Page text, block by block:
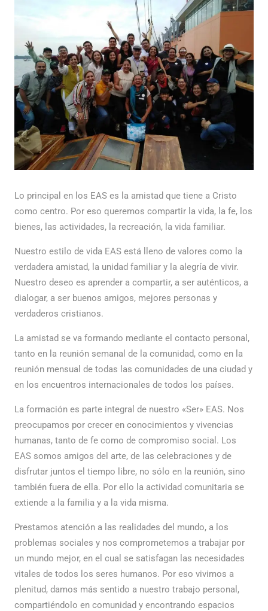
Lo principal en los EAS es la amistad que tiene a Cristo
como centro. Por eso queremos compartir la vida, la fe, los
bienes, las actividades, la recreación, la vida familiar.
Nuestro estilo de vida EAS está lleno de valores como la
verdadera amistad, la unidad familiar y la alegría de vivir.
Nuestro deseo es aprender a compartir, a ser auténticos, a
dialogar, a ser buenos amigos, mejores personas y
verdaderos cristianos.
La amistad se va formando mediante el contacto personal,
tanto en la reunión semanal de la comunidad, como en la
reunión mensual de todas las comunidades de una ciudad y
en los encuentros internacionales de todos los países.
La formación es parte integral de nuestro «Ser» EAS. Nos
preocupamos por crecer en conocimientos y vivencias
humanas, tanto de fe como de compromiso social. Los
EAS somos amigos del arte, de las celebraciones y de
disfrutar juntos el tiempo libre, no sólo en la reunión, sino
también fuera de ella. Por ello la actividad comunitaria se
extiende a la familia y a la vida misma.
Prestamos atención a las realidades del mundo, a los
problemas sociales y nos comprometemos a trabajar por
un mundo mejor, en el cual se satisfagan las necesidades
vitales de todos los seres humanos. Por eso vivimos a
plenitud, damos más sentido a nuestro trabajo personal,
compartiéndolo en comunidad y encontrando espacios